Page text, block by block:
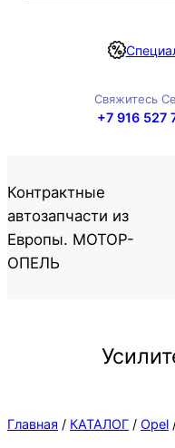
Свяжитесь
+7 916 527
Контрактные
автозапчасти из
Европы. МОТОР-
ОПЕЛЬ
Главная / КАТАЛОГ / Opel